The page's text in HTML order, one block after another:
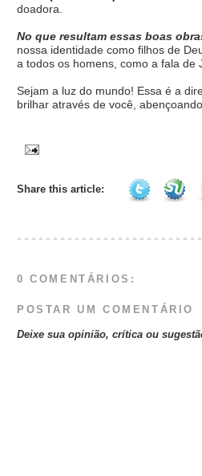
doadora.
No que resultam essas boas
nossa identidade como filhos de
a todos os homens, como a fala de
Sejam a luz do mundo! Essa é a
brilhar através de você,
Share this article:
0 COMENTÁRIOS:
POSTAR UM COMENTÁRIO
Deixe sua opinião, crítica ou